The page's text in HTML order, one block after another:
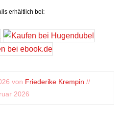
erhältlich bei:
von Friederike Krempin //
2026